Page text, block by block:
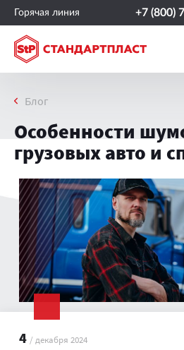
Горячая линия +7 (800)
Блог
Особенности
грузовых авто и
4 / декабря 2024